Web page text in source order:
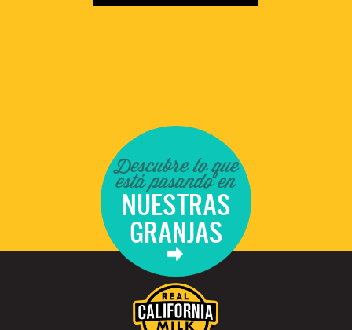
Descubre lo que
está pasando en
NUESTRAS
GRANJAS